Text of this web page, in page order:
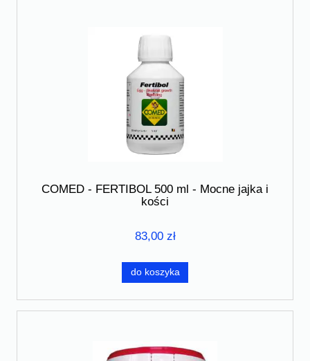
COMED - FERTIBOL 500 ml - Mocne jajka i
kości
83,00 zł
do koszyka